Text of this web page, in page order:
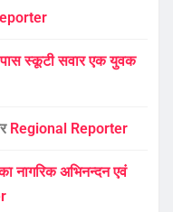
स्कूटी सवार एक युवक
Regional Reporter
नागरिक अभिनन्दन एवं